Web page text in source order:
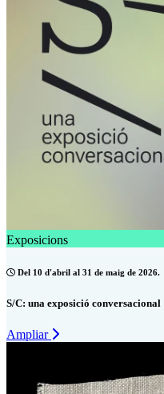
Exposicions
Del 10 d'abril al 31 de maig de 2026.
S/C: una exposició conversacional
Ampliar